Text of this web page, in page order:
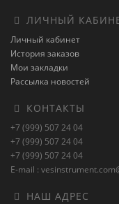
ЛИЧНЫЙ
Личный кабинет
История заказов
Мои закладки
Рассылка новостей
КОНТАКТЫ
+7 (999) 507 24 04
+7 (999) 507 24 04
+7 (999) 507 24 04
E-mail :
НАШ АДРЕС